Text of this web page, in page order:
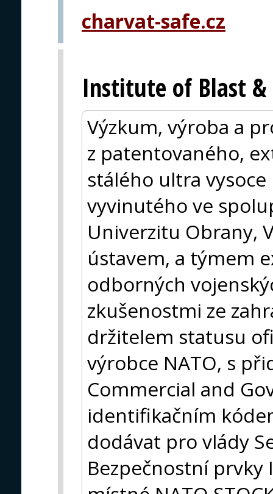
charvat-safe.cz
Institute of Blast &
Výzkum, výroba a
z patentovaného,
stálého ultra
vyvinutého ve
Univerzitu Obrany,
ústavem, a týmem
odborných
zkušenostmi ze
držitelem statusu
výrobce NATO, s
Commercial and
identifikačním
dodávat pro vlády
Bezpečnostní prvky